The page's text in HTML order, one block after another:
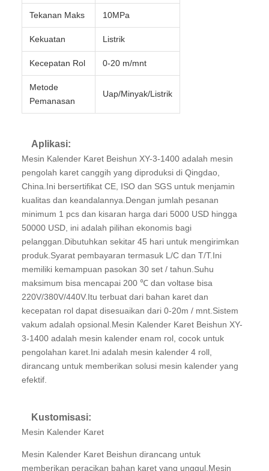
Tekanan Maks 10MPa
Kekuatan Listrik
Kecepatan Rol 0-20 m/mnt
Metode
Pemanasan
Uap/Minyak/Listrik
Aplikasi:
Mesin Kalender Karet Beishun XY-3-1400 adalah mesin
pengolah karet canggih yang diproduksi di Qingdao,
China.Ini bersertifikat CE, ISO dan SGS untuk menjamin
kualitas dan keandalannya.Dengan jumlah pesanan
minimum 1 pcs dan kisaran harga dari 5000 USD hingga
50000 USD, ini adalah pilihan ekonomis bagi
pelanggan.Dibutuhkan sekitar 45 hari untuk mengirimkan
produk.Syarat pembayaran termasuk L/C dan T/T.Ini
memiliki kemampuan pasokan 30 set / tahun.Suhu
maksimum bisa mencapai 200 ℃ dan voltase bisa
220V/380V/440V.Itu terbuat dari bahan karet dan
kecepatan rol dapat disesuaikan dari 0-20m / mnt.Sistem
vakum adalah opsional.Mesin Kalender Karet Beishun XY-
3-1400 adalah mesin kalender enam rol, cocok untuk
pengolahan karet.Ini adalah mesin kalender 4 roll,
dirancang untuk memberikan solusi mesin kalender yang
efektif.
Kustomisasi:
Mesin Kalender Karet
Mesin Kalender Karet Beishun dirancang untuk
memberikan peracikan bahan karet yang unggul.Mesin